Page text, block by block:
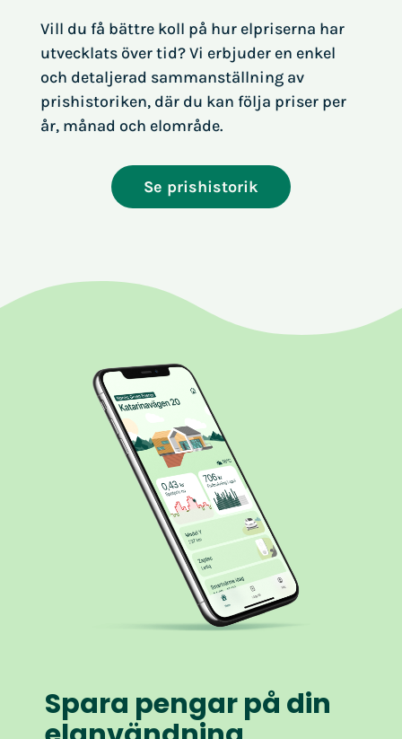
Vill du få bättre koll på hur elpriserna har
utvecklats över tid? Vi erbjuder en enkel
och detaljerad sammanställning av
prishistoriken, där du kan följa priser per
år, månad och elområde.
Se prishistorik
Spara pengar på din